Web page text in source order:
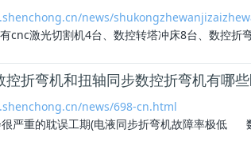
news/
cnc激光切割机4台、数控转塔冲床8台、数控折
控折弯机和扭轴同步数控折弯机有哪些
news/698-cn.html
很严重的耽误工期(电液同步折弯机故障率极低